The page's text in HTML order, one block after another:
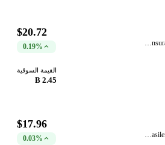
Fidelis Insurance Holdings Limited
$20.72
0.19%
القيمة السوقية
2.45 B
Petroleo Brasileiro Petrobras SA ADR
$17.96
0.03%